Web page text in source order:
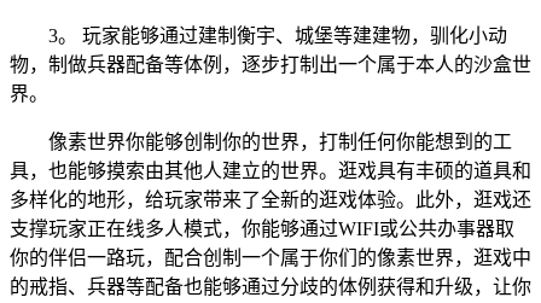
3。 玩家能够通过建制衡宇、城堡等建建物，驯化小动
物，制做兵器配备等体例，逐步打制出一个属于本人的沙盒世
界。
像素世界你能够创制你的世界，打制任何你能想到的工
具，也能够摸索由其他人建立的世界。逛戏具有丰硕的道具和
多样化的地形，给玩家带来了全新的逛戏体验。此外，逛戏还
支撑玩家正在线多人模式，你能够通过WIFI或公共办事器取
你的伴侣一路玩，配合创制一个属于你们的像素世界，逛戏中
的戒指、兵器等配备也能够通过分歧的体例获得和升级，让你